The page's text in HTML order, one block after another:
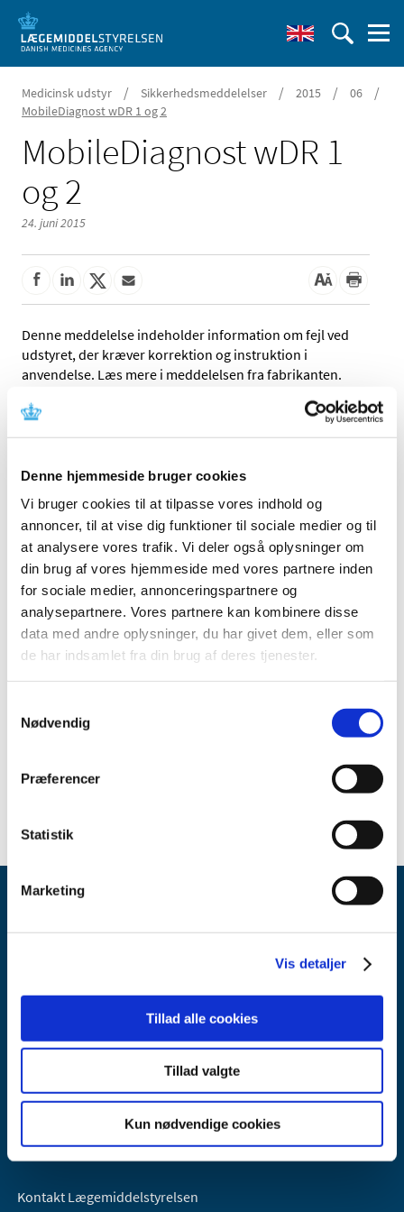
Denne hjemmeside bruger cookies
Vi bruger cookies til at tilpasse vores indhold og
annoncer, til at vise dig funktioner til sociale medier og til
at analysere vores trafik. Vi deler også oplysninger om
din brug af vores hjemmeside med vores partnere inden
for sociale medier, annonceringspartnere og
analysepartnere. Vores partnere kan kombinere disse
data med andre oplysninger, du har givet dem, eller som
de har indsamlet fra din brug af deres tjenester.
Nødvendig
Præferencer
Statistik
Marketing
Vis detaljer
Tillad alle cookies
Tillad valgte
Kun nødvendige cookies
Medicinsk udstyr / Sikkerhedsmeddelelser / 2015 / 06 /
MobileDiagnost wDR 1 og 2
MobileDiagnost wDR 1
og 2
24. juni 2015
Denne meddelelse indeholder information om fejl ved
udstyret, der kræver korrektion og instruktion i
anvendelse. Læs mere i meddelelsen fra fabrikanten.
Referencer
Fabrikant: Philips Medical Systems DMC GmbH
Fabrikantens referencenummer: TW-4006752
Lægemiddelstyrelsens sagsnummer: 2015063751
Emner
Medicinsk udstyr
Sikkerhedsmeddelelse om MobileDiagnost wDR 1 og 2 (pdf -
Lægemiddelstyrelsen
2300 København S
Lægemiddelstyrelsen er en del af
Sundheds- og Kirkeministeriet.
Kontakt Lægemiddelstyrelsen